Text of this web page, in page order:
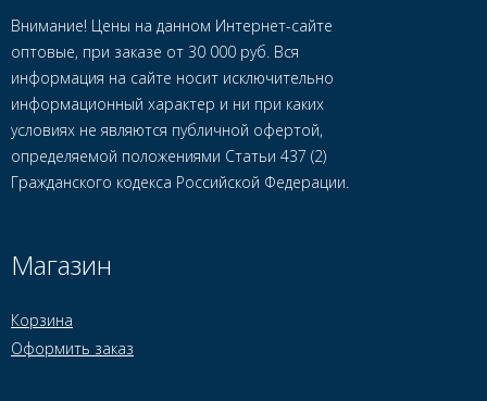
Внимание! Цены на данном Интернет-сайте
оптовые, при заказе от 30 000 руб. Вся
информация на сайте носит исключительно
информационный характер и ни при каких
условиях не являются публичной офертой,
определяемой положениями Статьи 437 (2)
Гражданского кодекса Российской Федерации.
Магазин
Корзина
Оформить заказ